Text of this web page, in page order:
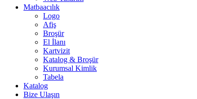
Matbaacılık
Logo
Afiş
Broşür
El İlanı
Kartvizit
Katalog & Broşür
Kurumsal Kimlik
Tabela
Katalog
Bize Ulaşın